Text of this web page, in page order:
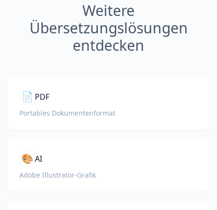
Weitere
Übersetzungslösungen
entdecken
📄 PDF
Portables Dokumentenformat
🎨AI
Adobe Illustrator-Grafik